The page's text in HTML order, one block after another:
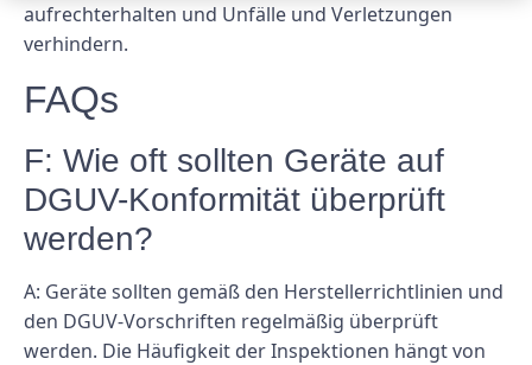
aufrechterhalten und Unfälle und Verletzungen
verhindern.
FAQs
F: Wie oft sollten Geräte auf
DGUV-Konformität überprüft
werden?
A: Geräte sollten gemäß den Herstellerrichtlinien und
den DGUV-Vorschriften regelmäßig überprüft
werden. Die Häufigkeit der Inspektionen hängt von